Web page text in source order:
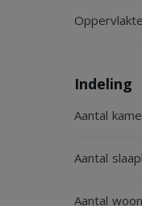
m
,
Indeling
Aantal
Aantal
Aantal